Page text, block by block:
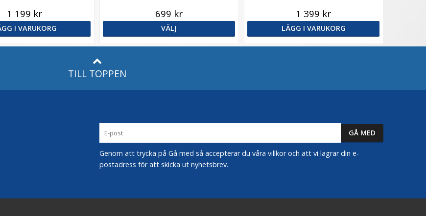
1 199 kr
I VARUKORG
699 kr
VÄLJ
1 399 kr
LÄGG I VARUKORG
TILL TOPPEN
Genom att trycka på Gå med så accepterar du våra villkor och att vi lagrar din e-
postadress för att skicka ut nyhetsbrev.